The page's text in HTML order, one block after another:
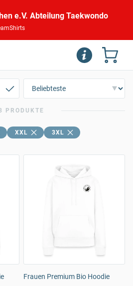
e.V. Abteilung Taekwondo
PRODUKTE
XXL
3XL
Frauen Premium Bio Hoodie